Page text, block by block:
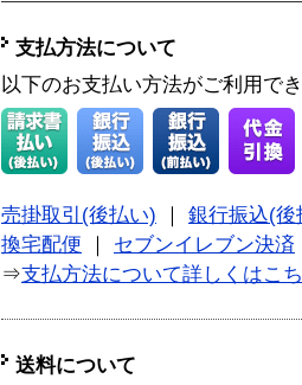
支払方法について
以下のお支払い方法がご利用で
売掛取引(後払い)
銀行振込(後
換宅配便
セブンイレブン決済
⇒支払方法について詳しくはこ
送料について